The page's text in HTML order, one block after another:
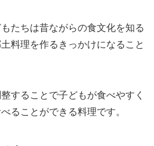
たちは昔ながらの食文化を知る
料理を作るきっかけになること
することで子どもが食べやすく
ることができる料理です。